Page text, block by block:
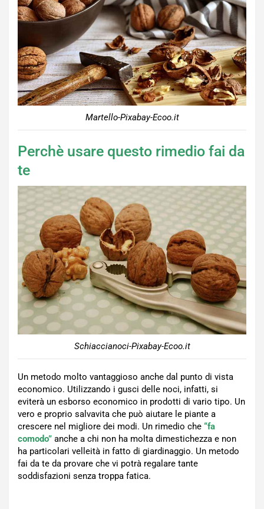
Martello-Pixabay-Ecoo.it
Perchè usare questo rimedio fai da
te
Schiaccianoci-Pixabay-Ecoo.it
Un metodo molto vantaggioso anche dal punto di vista
economico. Utilizzando i gusci delle noci, infatti, si
eviterà un esborso economico in prodotti di vario tipo. Un
vero e proprio salvavita che può aiutare le piante a
crescere nel migliore dei modi. Un rimedio che “fa
comodo” anche a chi non ha molta dimestichezza e non
ha particolari velleità in fatto di giardinaggio. Un metodo
fai da te da provare che vi potrà regalare tante
soddisfazioni senza troppa fatica.